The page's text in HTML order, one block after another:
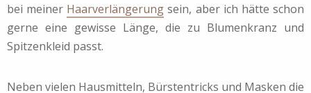
bei meiner Haarverlängerung sein, aber ich hätte schon
gerne eine gewisse Länge, die zu Blumenkranz und
Spitzenkleid passt.
Neben vielen Hausmitteln, Bürstentricks und Masken die